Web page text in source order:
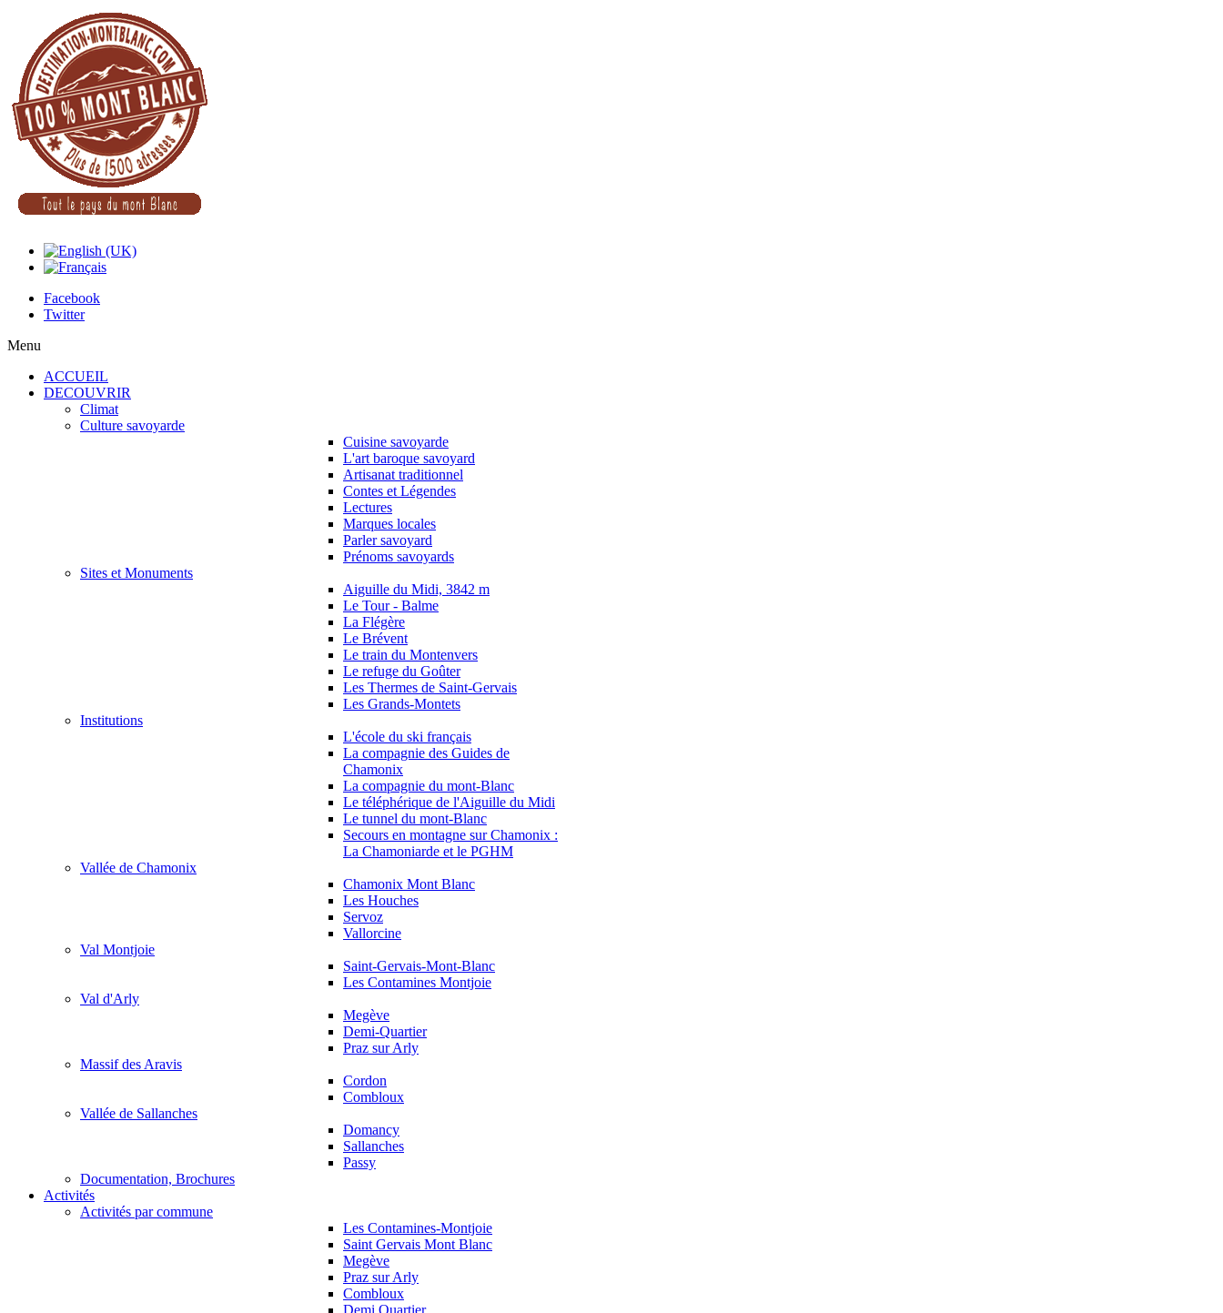
Facebook
Twitter
Menu
ACCUEIL
DECOUVRIR
Climat
Culture savoyarde
Cuisine savoyarde
L'art baroque savoyard
Artisanat traditionnel
Contes et Légendes
Lectures
Marques locales
Parler savoyard
Prénoms savoyards
Sites et Monuments
Aiguille du Midi, 3842 m
Le Tour - Balme
La Flégère
Le Brévent
Le train du Montenvers
Le refuge du Goûter
Les Thermes de Saint-Gervais
Les Grands-Montets
Institutions
L'école du ski français
La compagnie des Guides de
Chamonix
La compagnie du mont-Blanc
Le téléphérique de l'Aiguille du Midi
Le tunnel du mont-Blanc
Secours en montagne sur Chamonix :
La Chamoniarde et le PGHM
Vallée de Chamonix
Chamonix Mont Blanc
Les Houches
Servoz
Vallorcine
Val Montjoie
Saint-Gervais-Mont-Blanc
Les Contamines Montjoie
Val d'Arly
Megève
Demi-Quartier
Praz sur Arly
Massif des Aravis
Cordon
Combloux
Vallée de Sallanches
Domancy
Sallanches
Passy
Documentation, Brochures
Activités
Activités par commune
Les Contamines-Montjoie
Saint Gervais Mont Blanc
Megève
Praz sur Arly
Combloux
Demi Quartier